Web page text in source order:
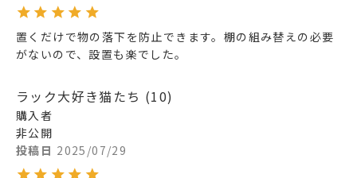
置くだけで物の落下を防止できます。棚の組み替えの必要
がないので、設置も楽でした。
ラック大好き猫たち 10
購入者
非公開
投稿日 2025/07/29